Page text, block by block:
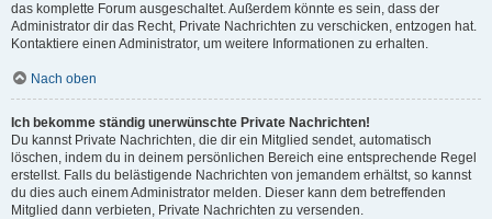
das komplette Forum ausgeschaltet. Außerdem könnte es sein, dass der
Administrator dir das Recht, Private Nachrichten zu verschicken, entzogen hat.
Kontaktiere einen Administrator, um weitere Informationen zu erhalten.
Nach oben
Ich bekomme ständig unerwünschte Private Nachrichten!
Du kannst Private Nachrichten, die dir ein Mitglied sendet, automatisch
löschen, indem du in deinem persönlichen Bereich eine entsprechende Regel
erstellst. Falls du belästigende Nachrichten von jemandem erhältst, so kannst
du dies auch einem Administrator melden. Dieser kann dem betreffenden
Mitglied dann verbieten, Private Nachrichten zu versenden.